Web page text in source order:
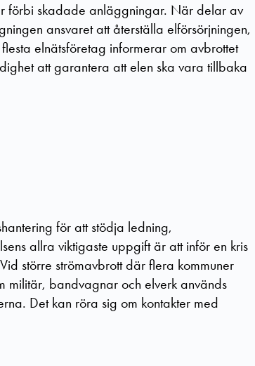
förbi skadade anläggningar. När delar av
ansvaret att återställa elförsörjningen,
elnätsföretag informerar om avbrottet
att garantera att elen ska vara tillbaka
för att stödja ledning,
allra viktigaste uppgift är att inför en kris
större strömavbrott där flera kommuner
militär, bandvagnar och elverk används
Det kan röra sig om kontakter med